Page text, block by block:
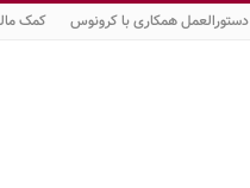
دستورالعمل همکاری با کرونوس کمک